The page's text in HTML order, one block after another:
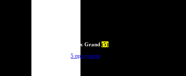
Deux Grand (5)
5 продуктов